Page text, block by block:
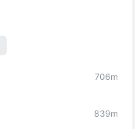
706m
839m